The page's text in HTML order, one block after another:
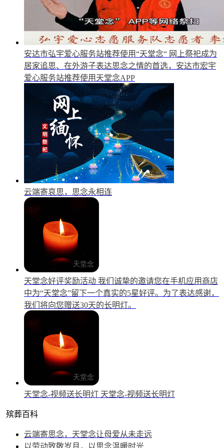
安达市弘宇爱心服务站推荐使用“天堂念“ 网上祭祀成为
居家追思、在外游子表达思念之情的首选，安达市宏宇
爱心服务站推荐使用天堂念APP
云端寄哀思，思念永相连
天堂念好评奖励活动 我们诚挚的邀请您在手机应用商店
中为“天堂念”留下一个真实的5星好评。为了表达感谢，
我们将向您赠送30天的长明灯。
天堂念-视频送长明灯 天堂念-视频送长明灯
殡葬百科
云端寄思念，天堂念让母爱从未走远
以劳动致敬岁月，以思念温暖时光